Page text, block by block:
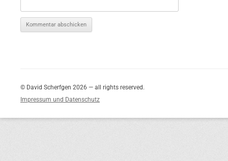
© David Scherfgen 2026 — all rights reserved.
Impressum und Datenschutz